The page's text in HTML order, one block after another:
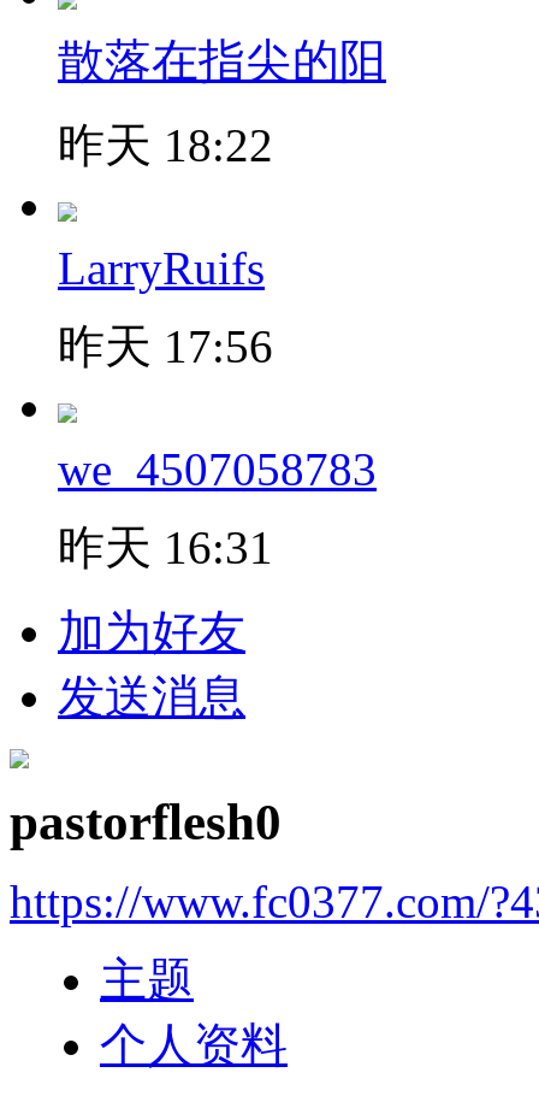
散落在指尖的阳
昨天 18:22
LarryRuifs
昨天 17:56
we_4507058783
昨天 16:31
加为好友
发送消息
pastorflesh0
https://www.fc0377.com/
主题
个人资料